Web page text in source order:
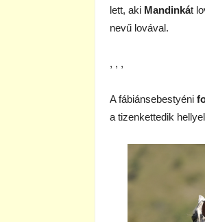
lett, aki Mandinkát
nevű lovával.
, , ,
A fábiánsebestyéni
a tizenkettedik